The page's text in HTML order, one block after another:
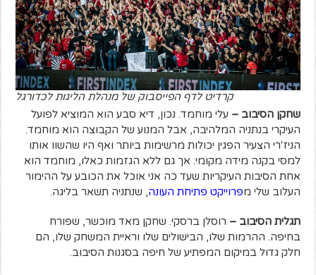
קרדיט לדף הפייסבוק של מנהלת הליגות לכדורגל
שחקן הסיבוב – עלי מוחמד. נכון, דיא סבע הוא המוציא לפועל
העיקרי בנתניה המלהיבה, אבל המנוע של הקבוצה הוא מוחמד.
הניז'רי הצעיר הפגין יכולות מרשימות ביותר ואף היו שהשוו אותו
למסי בקנה מידה מקומי. אך גם ללא הגזמות כאלו, מוחמד הוא
אחת הסיבות העיקריות שעד כה אני אוכל את הכובע על ההימור
העלוב שלי מפרוייקט פתיחת העונה, שנתניה תשאר בליגה.
תגלית הסיבוב – רוסלן ברסקי. שחקן מאד מוכשר, שפורח
בחיפה. ההרמות שלו, הבישולים שלו וראיית המשחק שלו, הם
חלק גדול במיקום המפתיע של חיפה בסגנות הסיבוב.